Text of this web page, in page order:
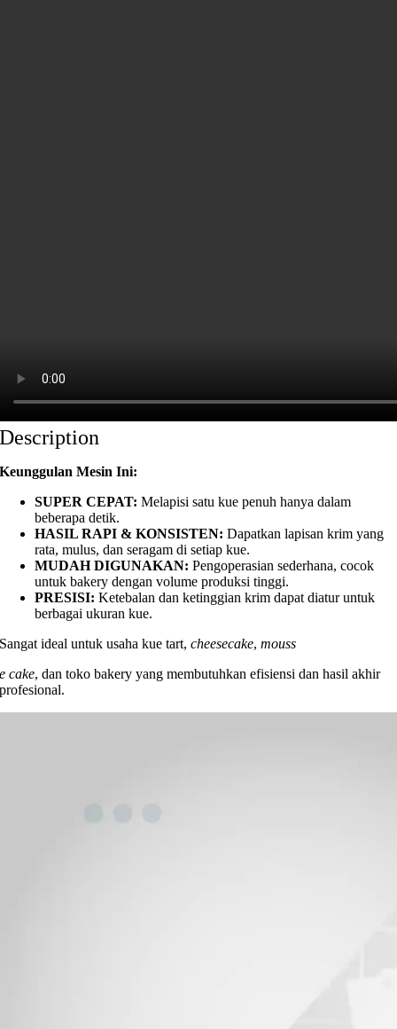
Description
Keunggulan Mesin Ini:
SUPER CEPAT: Melapisi satu kue penuh hanya dalam
beberapa detik.
HASIL RAPI & KONSISTEN: Dapatkan lapisan krim yang
rata, mulus, dan seragam di setiap kue.
MUDAH DIGUNAKAN: Pengoperasian sederhana, cocok
untuk bakery dengan volume produksi tinggi.
PRESISI: Ketebalan dan ketinggian krim dapat diatur untuk
berbagai ukuran kue.
Sangat ideal untuk usaha kue tart,cheesecake,mouss
e cake, dan toko bakery yang membutuhkan efisiensi dan hasil akhir
profesional.